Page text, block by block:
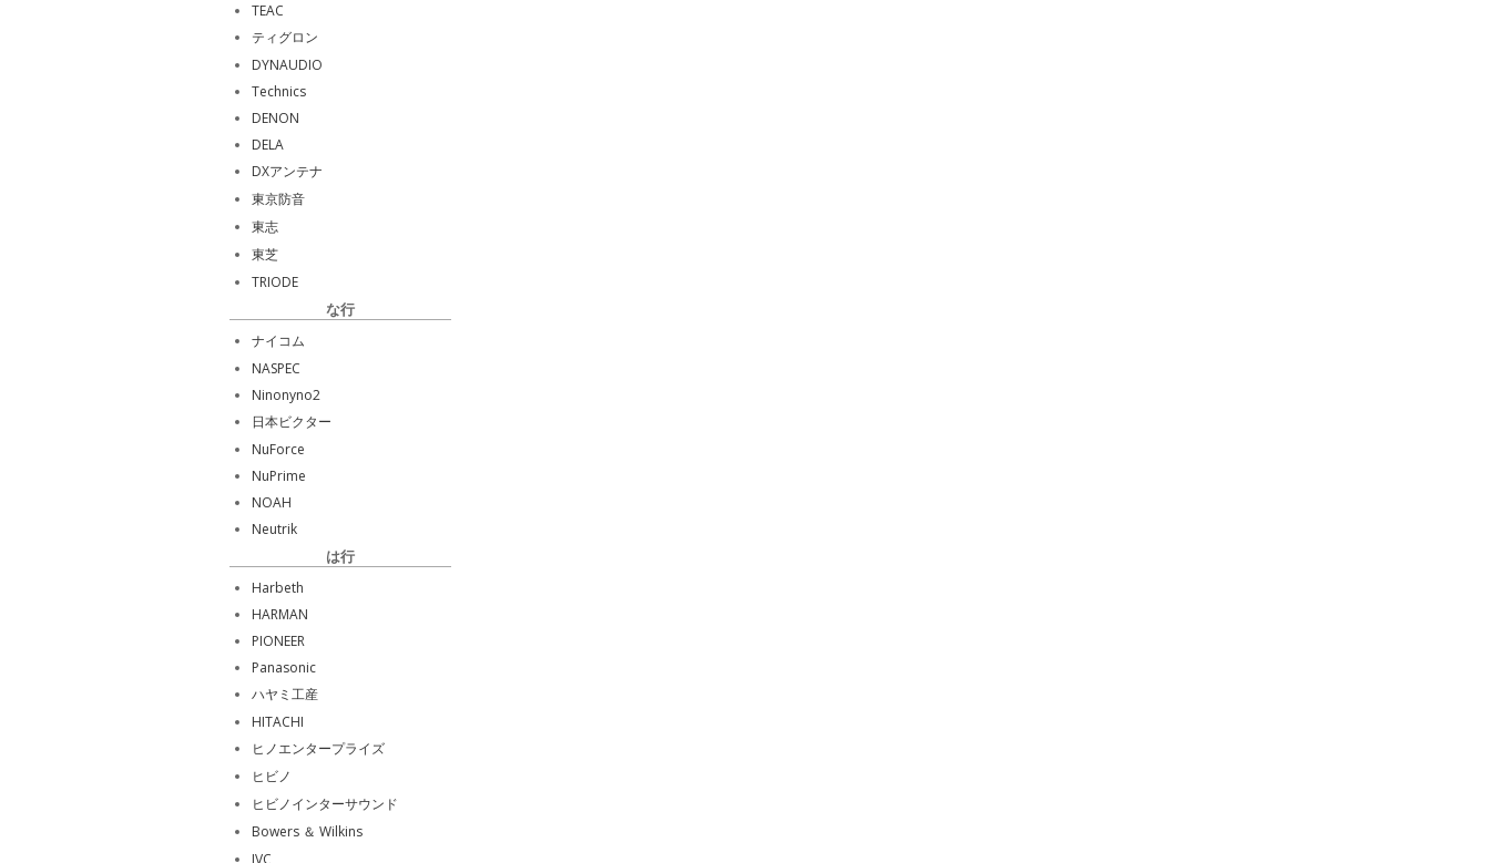
TEAC
ティグロン
DYNAUDIO
Technics
DENON
DELA
DXアンテナ
東京防音
東志
東芝
TRIODE
な行
ナイコム
NASPEC
Ninonyno2
日本ビクター
NuForce
NuPrime
NOAH
Neutrik
は行
Harbeth
HARMAN
PIONEER
Panasonic
ハヤミ工産
HITACHI
ヒノエンタープライズ
ヒビノ
ヒビノインターサウンド
Bowers ＆ Wilkins
JVC